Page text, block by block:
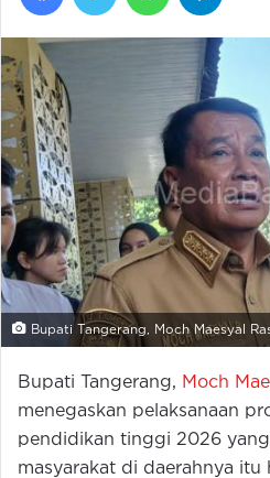
Bupati Tangerang, Moch Maesyal
Bupati Tangerang, Moch
menegaskan pelaksanaan
pendidikan tinggi 2026
masyarakat di daerahnya itu